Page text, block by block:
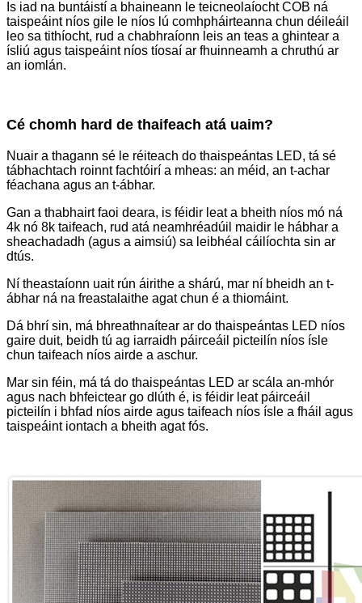
Is iad na buntáistí a bhaineann le teicneolaíocht COB ná
taispeáint níos gile le níos lú comhpháirteanna chun déileáil
leo sa tithíocht, rud a chabhraíonn leis an teas a ghintear a
ísliú agus taispeáint níos tíosaí ar fhuinneamh a chruthú ar
an iomlán.
Cé chomh hard de thaifeach atá uaim?
Nuair a thagann sé le réiteach do thaispeántas LED, tá sé
tábhachtach roinnt fachtóirí a mheas: an méid, an t-achar
féachana agus an t-ábhar.
Gan a thabhairt faoi deara, is féidir leat a bheith níos mó ná
4k nó 8k taifeach, rud atá neamhréadúil maidir le hábhar a
sheachadadh (agus a aimsiú) sa leibhéal cáilíochta sin ar
dtús.
Ní theastaíonn uait rún áirithe a shárú, mar ní bheidh an t-
ábhar ná na freastalaithe agat chun é a thiomáint.
Dá bhrí sin, má bhreathnaítear ar do thaispeántas LED níos
gaire duit, beidh tú ag iarraidh páirceáil picteilín níos ísle
chun taifeach níos airde a aschur.
Mar sin féin, má tá do thaispeántas LED ar scála an-mhór
agus nach bhfeictear go dlúth é, is féidir leat páirceáil
picteilín i bhfad níos airde agus taifeach níos ísle a fháil agus
taispeáint iontach a bheith agat fós.